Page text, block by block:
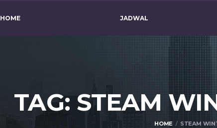
HOME JADWAL
TAG: STEAM
HOME STEAM